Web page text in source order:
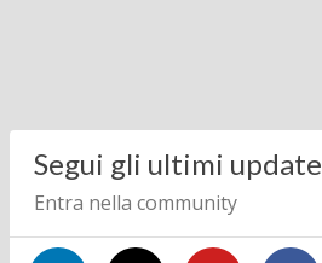
Segui gli ultimi update
Entra nella community